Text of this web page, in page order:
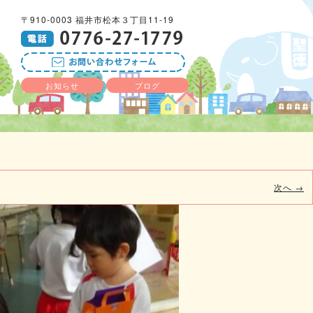
〒910-0003 福井市松本３丁目11-19
お知らせ ブログ
次へ →